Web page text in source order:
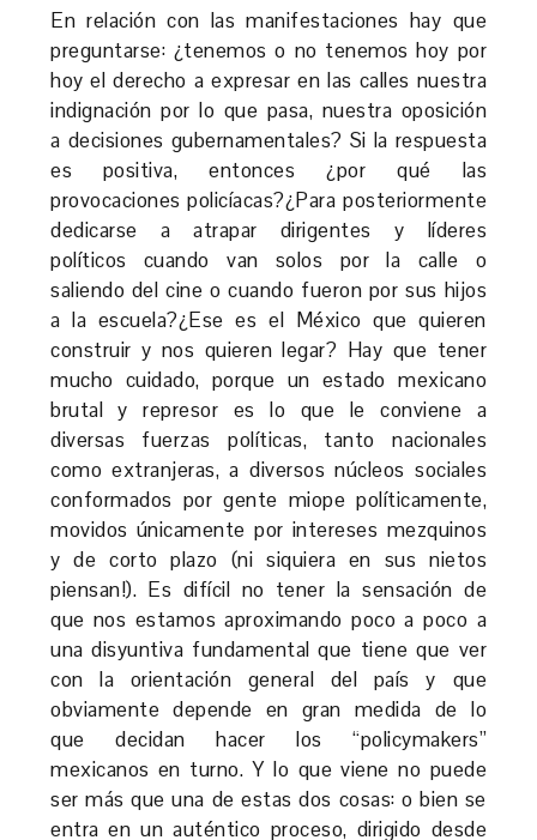
En relación con las manifestaciones hay que
preguntarse: ¿tenemos o no tenemos hoy por
hoy el derecho a expresar en las calles nuestra
indignación por lo que pasa, nuestra oposición
a decisiones gubernamentales? Si la respuesta
es positiva, entonces ¿por qué las
provocaciones policíacas?¿Para posteriormente
dedicarse a atrapar dirigentes y líderes
políticos cuando van solos por la calle o
saliendo del cine o cuando fueron por sus hijos
a la escuela?¿Ese es el México que quieren
construir y nos quieren legar? Hay que tener
mucho cuidado, porque un estado mexicano
brutal y represor es lo que le conviene a
diversas fuerzas políticas, tanto nacionales
como extranjeras, a diversos núcleos sociales
conformados por gente miope políticamente,
movidos únicamente por intereses mezquinos
y de corto plazo (ni siquiera en sus nietos
piensan!). Es difícil no tener la sensación de
que nos estamos aproximando poco a poco a
una disyuntiva fundamental que tiene que ver
con la orientación general del país y que
obviamente depende en gran medida de lo
que decidan hacer los “policymakers”
mexicanos en turno. Y lo que viene no puede
ser más que una de estas dos cosas: o bien se
entra en un auténtico proceso, dirigido desde